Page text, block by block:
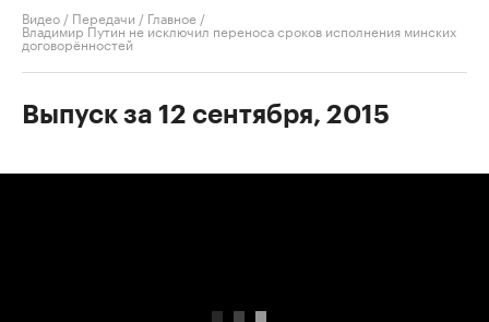
Видео / Передачи / Главное /
Владимир Путин не исключил переноса сроков исполнения минских
договорённостей
Выпуск за 12 сентября, 2015